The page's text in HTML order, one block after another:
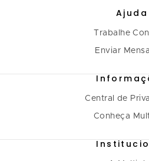
Ajuda
Trabalhe
Enviar
Central de
Conheça